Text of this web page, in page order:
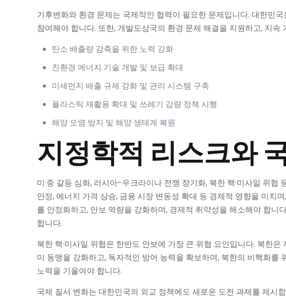
기후변화와 환경 문제는 국제적인 협력이 필요한 문제입니다. 대한민
참여해야 합니다. 또한, 개발도상국의 환경 문제 해결을 지원하고, 지
탄소 배출량 감축을 위한 노력 강화
친환경 에너지 기술 개발 및 보급 확대
미세먼지 배출 규제 강화 및 관리 시스템 구축
플라스틱 재활용 확대 및 쓰레기 감량 정책 시행
해양 오염 방지 및 해양 생태계 복원
지정학적 리스크와
미·중 갈등 심화, 러시아-우크라이나 전쟁 장기화, 북한 핵·미사일 위
안정, 에너지 가격 상승, 금융 시장 변동성 확대 등 경제적 영향을 미치
를 안정화하고, 안보 역량을 강화하며, 경제적 취약성을 해소해야 합
합니다.
북한 핵·미사일 위협은 한반도 안보에 가장 큰 위협 요인입니다. 북한
미 동맹을 강화하고, 독자적인 방어 능력을 확보하며, 북한의 비핵화
노력을 기울여야 합니다.
국제 질서 변화는 대한민국의 외교 정책에도 새로운 도전 과제를 제시